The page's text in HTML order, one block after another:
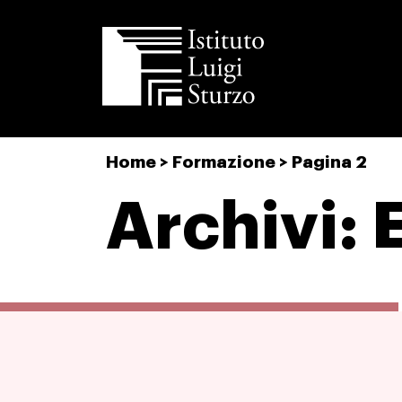
Istituto
Luigi
Home > Formazione > Pagina 2
Archivi: